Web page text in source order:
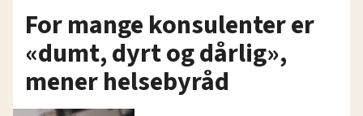
For mange konsulenter er
«dumt, dyrt og dårlig»,
mener helsebyråd